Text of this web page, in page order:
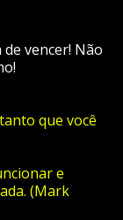
vencer! Não
que você
e
(Mark